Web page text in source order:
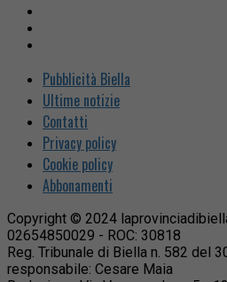
Pubblicità Biella
Ultime notizie
Contatti
Privacy policy
Cookie policy
Abbonamenti
Copyright © 2024
02654850029 - ROC: 30818
Reg. Tribunale di Biella n. 582 del
responsabile: Cesare Maia